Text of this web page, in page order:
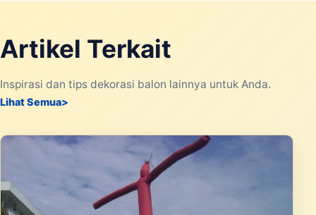
Artikel Terkait
Inspirasi dan tips dekorasi balon lainnya untuk Anda.
Lihat Semua